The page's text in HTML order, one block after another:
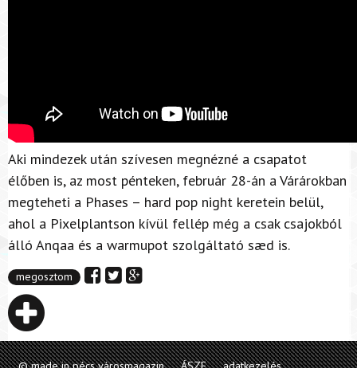
Aki mindezek után szívesen megnézné a csapatot
élőben is, az most pénteken, február 28-án a Várárokban
megteheti a Phases – hard pop night keretein belül,
ahol a Pixelplantson kívül fellép még a csak csajokból
álló Anqaa és a warmupot szolgáltató sæd is.
megosztom